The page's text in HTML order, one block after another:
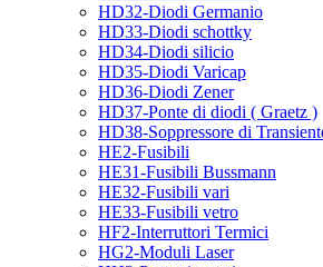
HD32-Diodi Germanio
HD33-Diodi schottky
HD34-Diodi silicio
HD35-Diodi Varicap
HD36-Diodi Zener
HD37-Ponte di diodi ( Graetz )
HD38-Soppressore di
HE2-Fusibili
HE31-Fusibili Bussmann
HE32-Fusibili vari
HE33-Fusibili vetro
HF2-Interruttori Termici
HG2-Moduli Laser